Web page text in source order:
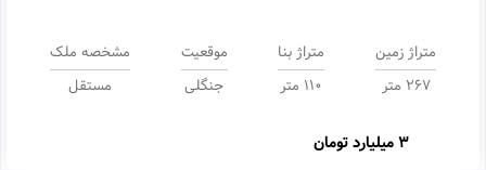
متراژ زمین
267 متر
متراژ بنا
110 متر
موقعیت
جنگلی
مشخصه ملک
مستقل
3 میلیارد تومان